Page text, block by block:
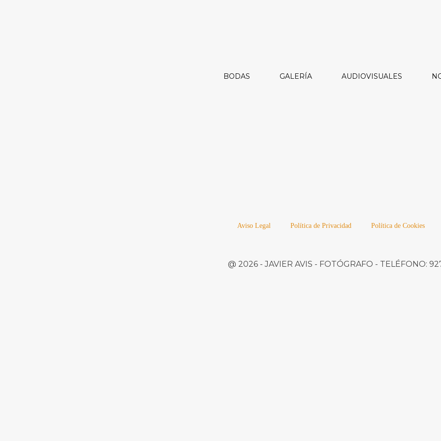
BODAS GALERÍA AUDIOVISUALES
Aviso Legal Política de Privacidad Política de Cookies
@ 2026 -JAVIER AVIS - FOTÓGRAFO - TELÉFONO: